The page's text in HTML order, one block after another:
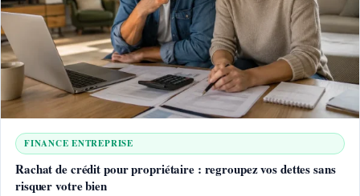
FINANCE ENTREPRISE
Rachat de crédit pour propriétaire : regroupez vos dettes sans
risquer votre bien